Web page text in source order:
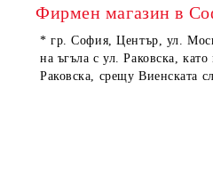
Фирмен магазин в
* гр. София, Център, ул.
на ъгъла с ул. Раковска,
Раковска, срещу Виенската